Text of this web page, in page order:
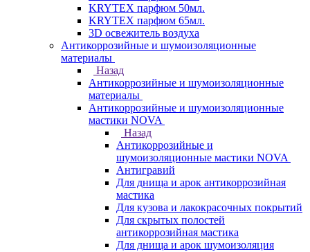
KRYTEX парфюм 50мл.
KRYTEX парфюм 65мл.
3D освежитель воздуха
Антикоррозийные и шумоизоляционные
материалы
Назад
Антикоррозийные и шумоизоляционные
материалы
Антикоррозийные и шумоизоляционные
мастики NOVA
Назад
Антикоррозийные и
шумоизоляционные мастики NOVA
Антигравий
Для днища и арок антикоррозийная
мастика
Для кузова и лакокрасочных покрытий
Для скрытых полостей
антикоррозийная мастика
Для днища и арок шумоизоляция